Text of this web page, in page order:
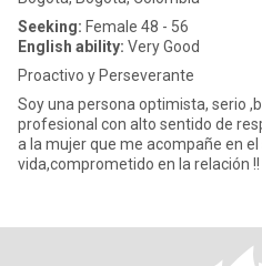
Seeking: Female 48 - 56
English ability: Very Good
Proactivo y Perseverante
Soy una persona optimista, serio ,busco relación verdadera, soy
profesional con alto sentido de responsabilidad!! deseo lo conocer
a la mujer que me acompañe en el sendero de la